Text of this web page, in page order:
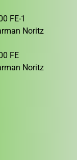
FE-1
Noritz
FE
Noritz